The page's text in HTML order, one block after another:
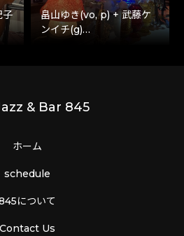
子
畠山ゆき(vo, p) + 武藤ケ
ンイチ(g)…
& Bar 845
ホーム
schedule
について
Contact Us